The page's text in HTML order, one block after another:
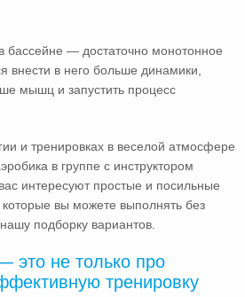
бассейне — достаточно монотонное
внести в него больше динамики,
мышц и запустить процесс
и тренировках в веселой атмосфере
в группе с инструктором
интересуют простые и посильные
вы можете выполнять без
подборку вариантов.
это не только про
тренировку